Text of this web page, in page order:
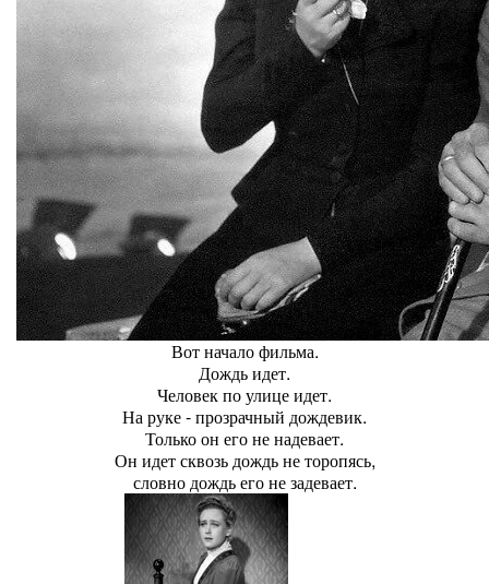
Вот начало фильма.
Дождь идет.
Человек по улице идет.
На руке - прозрачный дождевик.
Только он его не надевает.
Он идет сквозь дождь не торопясь,
словно дождь его не задевает.